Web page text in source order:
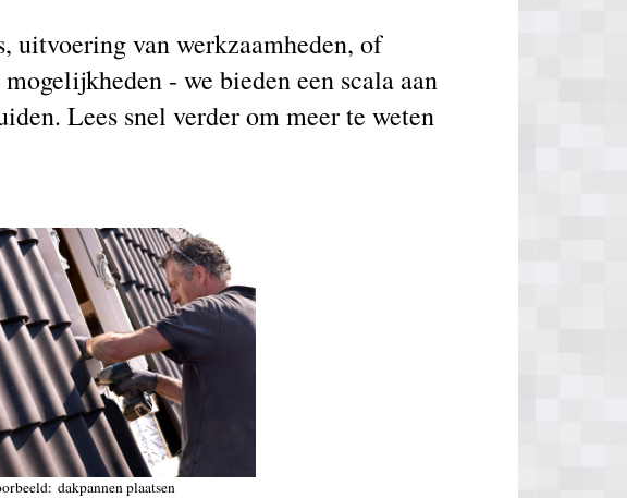
uitvoering van werkzaamheden, of
- we bieden een scala aan
Lees snel verder om meer te weten
dakpannen plaatsen